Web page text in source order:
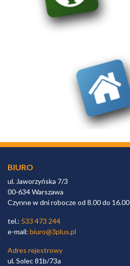
BIURO
ul. Jaworzyńska 7/3
00-634 Warszawa
Czynne w dni robocze od 8.00 do 16.00
tel.: 533 473 244
e-mail: biuro@3plus.pl
Adres rejestrowy
ul. Solec 81b/73a